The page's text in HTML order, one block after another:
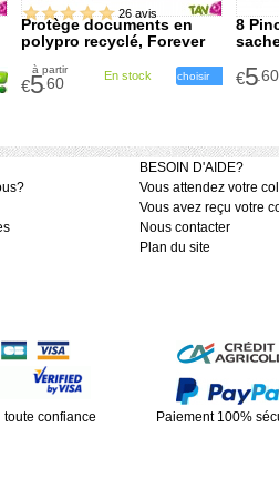
Protège documents en
polypro recyclé, Forever
à partir
€5.60 En stock choisir
26 avis
8
€5.60
BESOIN D'AIDE?
Vous attendez votre
Vous avez reçu votre
Nous contacter
Plan du site
toute confiance Paiement 100%